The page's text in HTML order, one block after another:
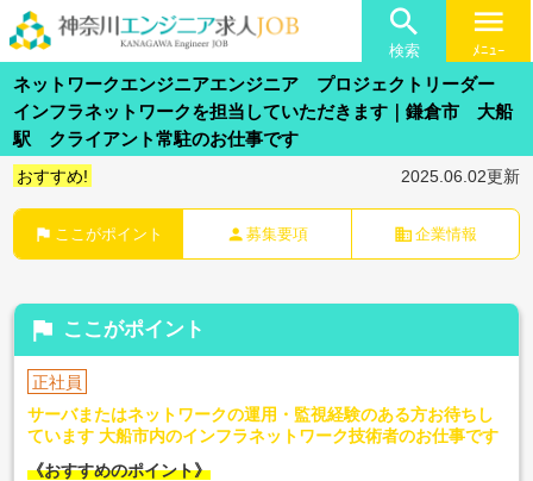

検索
menu
ﾒﾆｭｰ
ネットワークエンジニアエンジニア プロジェクトリーダー
インフラネットワークを担当していただきます｜鎌倉市 大船
駅 クライアント常駐のお仕事です
おすすめ! 2025.06.02更新
flag ここがポイント person 募集要項 business 企業情報
flag ここがポイント
正社員
サーバまたはネットワークの運用・監視経験のある方お待ちし
ています 大船市内のインフラネットワーク技術者のお仕事です
《おすすめのポイント》